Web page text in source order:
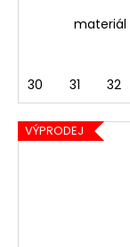
materiál
30 31 32
VÝPRODEJ